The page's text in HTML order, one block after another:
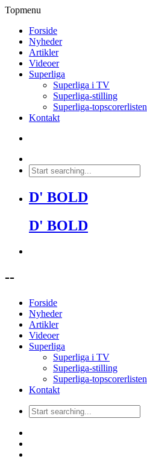
Topmenu
Forside
Nyheder
Artikler
Videoer
Superliga
Superliga i TV
Superliga-stilling
Superliga-topscorerlisten
Kontakt
D' BOLD
D' BOLD
--
Forside
Nyheder
Artikler
Videoer
Superliga
Superliga i TV
Superliga-stilling
Superliga-topscorerlisten
Kontakt